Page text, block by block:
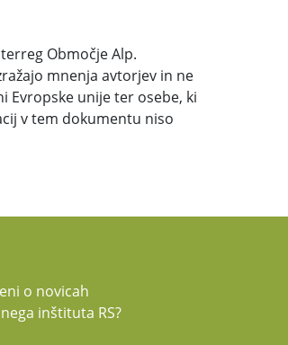
Območje Alp.
mnenja avtorjev in ne
Evropske unije ter osebe, ki
v tem dokumentu niso
o novicah
inštituta RS?